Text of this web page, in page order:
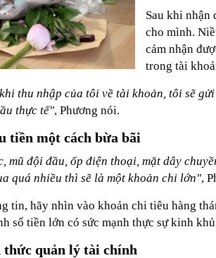
Sau khi nhận
cho mình.
cảm nhận
trong tài
thu nhập của tôi về tài khoản, tôi sẽ
thực tế", Phương nói.
tiền một cách bừa bãi
mũ đội đầu, ốp điện thoại, mặt dây
quá nhiều thì sẽ là một khoản chi lớn",
tin, hãy nhìn vào khoản chi tiêu hàng
số tiền lớn có sức mạnh thực sự kinh
thức quản lý tài chính